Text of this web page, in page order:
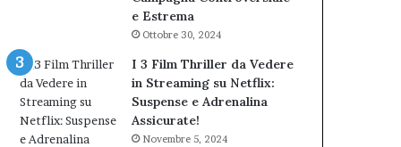
e Estrema
Ottobre 30, 2024
I 3 Film Thriller da Vedere
in Streaming su Netflix:
Suspense e Adrenalina
Assicurate!
Novembre 5, 2024